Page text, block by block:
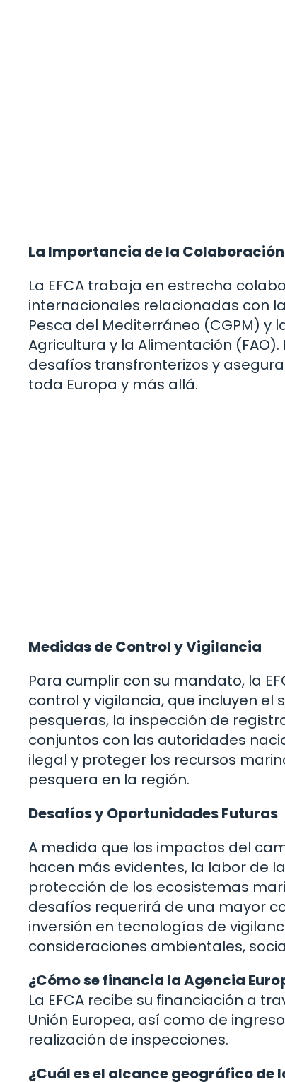
La Importancia de la
La EFCA trabaja en estrecha
internacionales relacionadas con
Pesca del Mediterráneo (CGPM) y
Agricultura y la Alimentación
desafíos transfronterizos y
toda Europa y más allá.
Medidas de Control y Vigilancia
Para cumplir con su mandato, la
control y vigilancia, que incluyen
pesqueras, la inspección de
conjuntos con las autoridades
ilegal y proteger los recursos
pesquera en la región.
Desafíos y Oportunidades Futuras
A medida que los impactos del
hacen más evidentes, la labor de
protección de los ecosistemas
desafíos requerirá de una mayor
inversión en tecnologías de
consideraciones ambientales,
¿Cómo se financia la Agencia
La EFCA recibe su financiación a
Unión Europea, así como de
realización de inspecciones.
¿Cuál es el alcance geográfico de